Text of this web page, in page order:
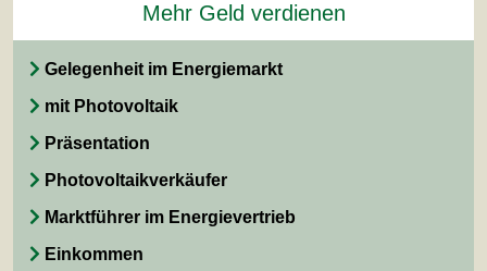
Mehr Geld verdienen
Gelegenheit im Energiemarkt
mit Photovoltaik
Präsentation
Photovoltaikverkäufer
Marktführer im Energievertrieb
Einkommen